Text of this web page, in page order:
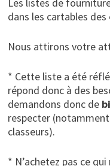
dans les cartables des
Nous attirons votre
* Cette liste a été
répond donc à des
demandons donc de
respecter
classeurs).
* N’achetez pas ce